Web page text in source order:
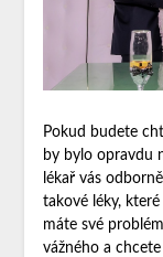
Pokud budete
by bylo opravdu
lékař vás
takové léky,
máte své
vážného a